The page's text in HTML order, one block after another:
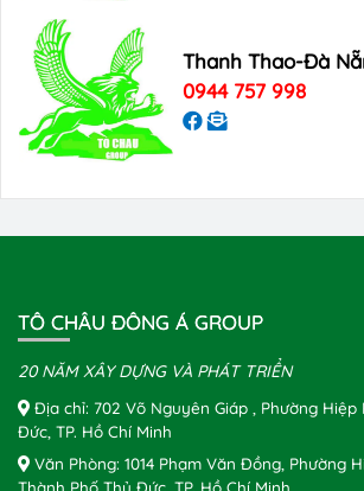
Thanh Thao-Đà
0944 757 998
TÔ CHÂU ĐÔNG Á GROUP
20 NĂM XÂY DỰNG VÀ PHÁT TRIỂN
Địa chỉ: 702 Võ Nguyên Giáp , Phường Hiệp
Đức, TP. Hồ Chí Minh
Văn Phòng: 1014 Phạm Văn Đồng, Phường
Thành Phố Thủ Đức, TP. Hồ Chí Minh